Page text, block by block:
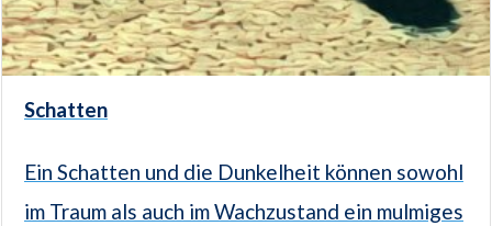
Schatten
Ein Schatten und die Dunkelheit können sowohl
im Traum als auch im Wachzustand ein mulmiges